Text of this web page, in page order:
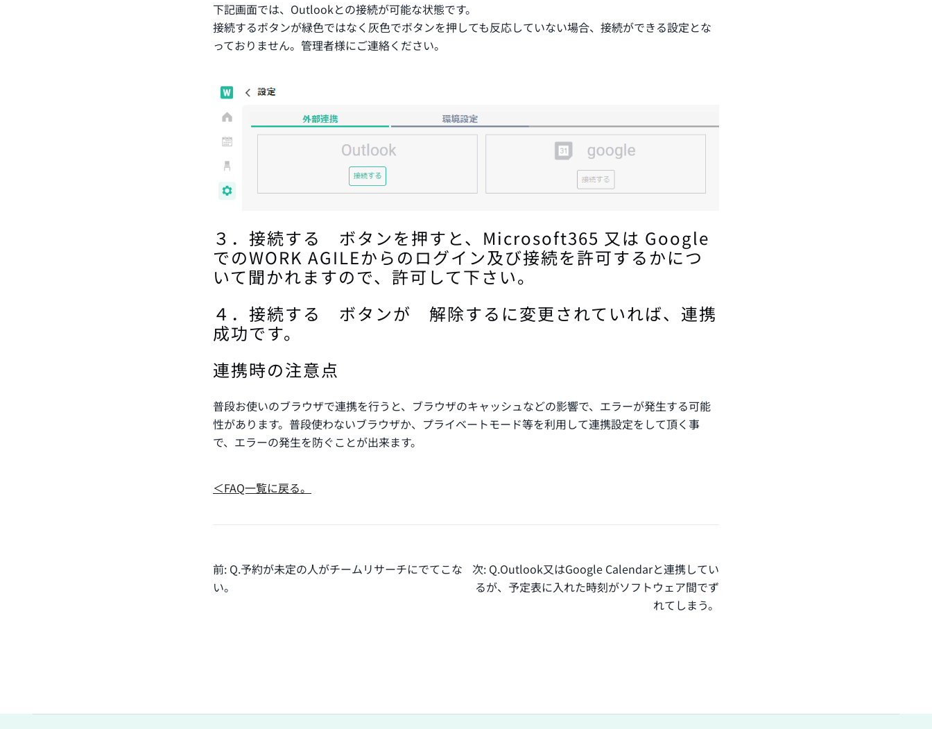
下記画面では、Outlookとの接続が可能な状態です。
接続するボタンが緑色ではなく灰色でボタンを押しても反応していない場合、接続ができる設定とな
っておりません。管理者様にご連絡ください。
３．接続する ボタンを押すと、Microsoft365 又は Google
でのWORK AGILEからのログイン及び接続を許可するかにつ
いて聞かれますので、許可して下さい。
４．接続する ボタンが 解除するに変更されていれば、連携
成功です。
連携時の注意点
普段お使いのブラウザで連携を行うと、ブラウザのキャッシュなどの影響で、エラーが発生する可能
性があります。普段使わないブラウザか、プライベートモード等を利用して連携設定をして頂く事
で、エラーの発生を防ぐことが出来ます。
＜FAQ一覧に戻る。
投
前: Q.予約が未定の人がチームリサーチにでてこな
い。
次: Q.Outlook又はGoogle Calendarと連携してい
るが、予定表に入れた時刻がソフトウェア間でず
れてしまう。